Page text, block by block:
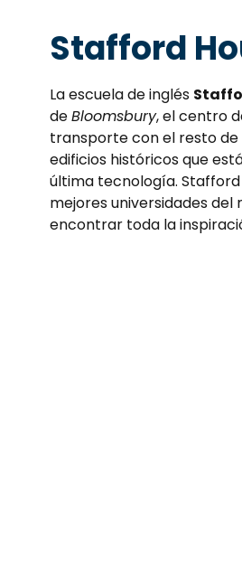
Stafford
La escuela de inglés
deBloomsbury, el centro
transporte con el resto de
edificios históricos que
última tecnología. Stafford
mejores universidades
encontrar toda la